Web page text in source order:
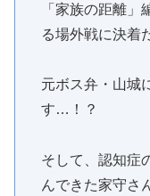
「家族の距離
る場外戦に決着
元ボス弁・山城
す…！？
そして、認知症
んできた家守さ